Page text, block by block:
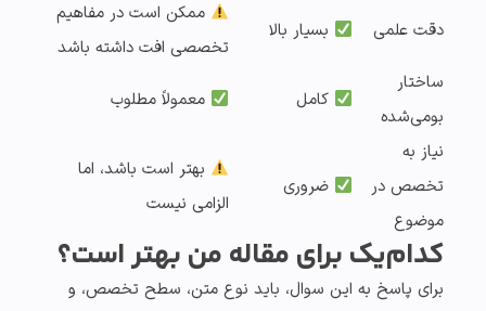
دقت علمی بسیار بالا
ممکن است در مفاهیم
تخصصی افت داشته باشد
ساختار
بومی‌شده
کامل معمولاً مطلوب
نیاز به
تخصص در
موضوع
ضروری
بهتر است باشد، اما
الزامی نیست
کدام‌یک برای مقاله من بهتر است؟
برای پاسخ به این سوال، باید نوع متن، سطح تخصص، و